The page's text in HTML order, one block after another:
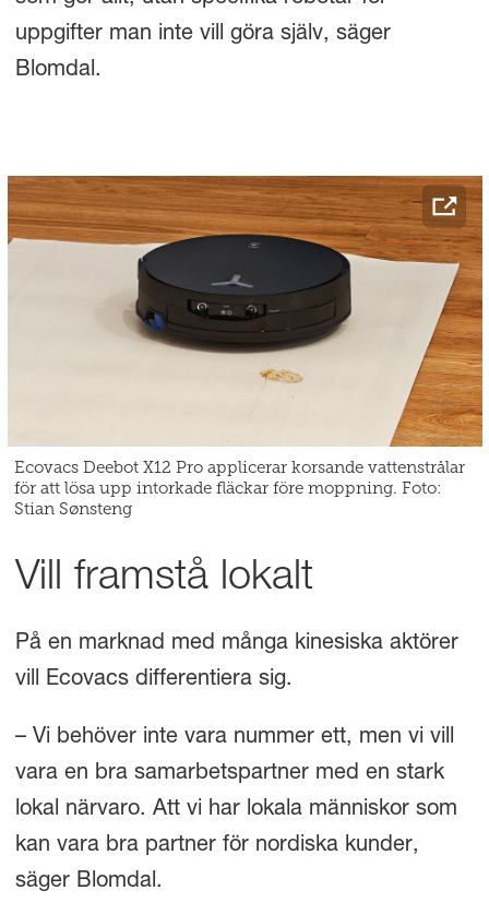
uppgifter man inte vill göra själv, säger
Blomdal.
Ecovacs Deebot X12 Pro applicerar korsande vattenstrålar
för att lösa upp intorkade fläckar före moppning. Foto:
Stian Sønsteng
Vill framstå lokalt
På en marknad med många kinesiska aktörer
vill Ecovacs differentiera sig.
– Vi behöver inte vara nummer ett, men vi vill
vara en bra samarbetspartner med en stark
lokal närvaro. Att vi har lokala människor som
kan vara bra partner för nordiska kunder,
säger Blomdal.